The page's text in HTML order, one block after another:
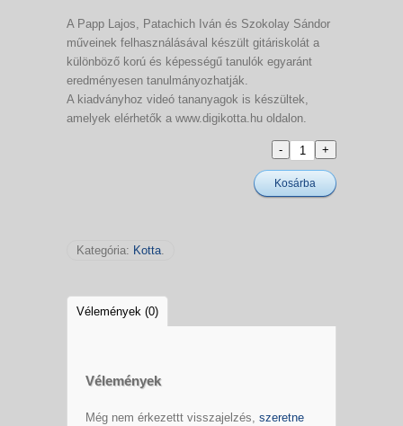
A Papp Lajos, Patachich Iván és Szokolay Sándor
műveinek felhasználásával készült gitáriskolát a
különböző korú és képességű tanulók egyaránt
eredményesen tanulmányozhatják.
A kiadványhoz videó tananyagok is készültek,
amelyek elérhetők a www.digikotta.hu oldalon.
Kosárba
Kategória: Kotta.
Vélemények (0)
Vélemények
Még nem érkezettt visszajelzés, szeretne